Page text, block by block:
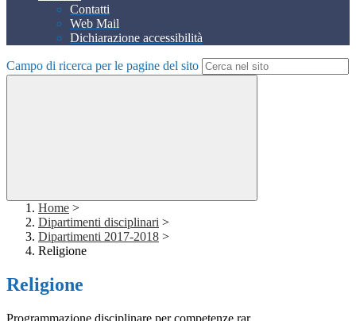
Contatti
Web Mail
Dichiarazione accessibilità
Campo di ricerca per le pagine del sito
Home >
Dipartimenti disciplinari >
Dipartimenti 2017-2018 >
Religione
Religione